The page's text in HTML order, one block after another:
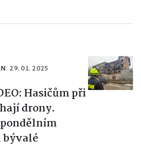
29. 01. 2025
Hasičům při
drony.
bývalé